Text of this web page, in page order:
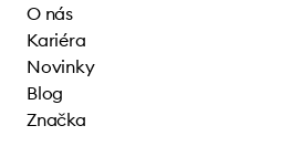
O nás
Kariéra
Novinky
Blog
Značka